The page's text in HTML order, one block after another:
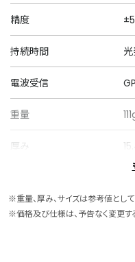
精度
持続時間
電波受信
重量
厚み
ケース素材 ス
※重量、厚み、サイズは参考値として
※価格及び仕様は、予告なく変更す